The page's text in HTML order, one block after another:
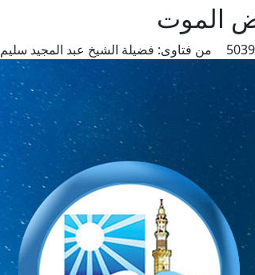
الموت
5039 من فتاوى: فضيلة الشيخ عبد المجيد سليم